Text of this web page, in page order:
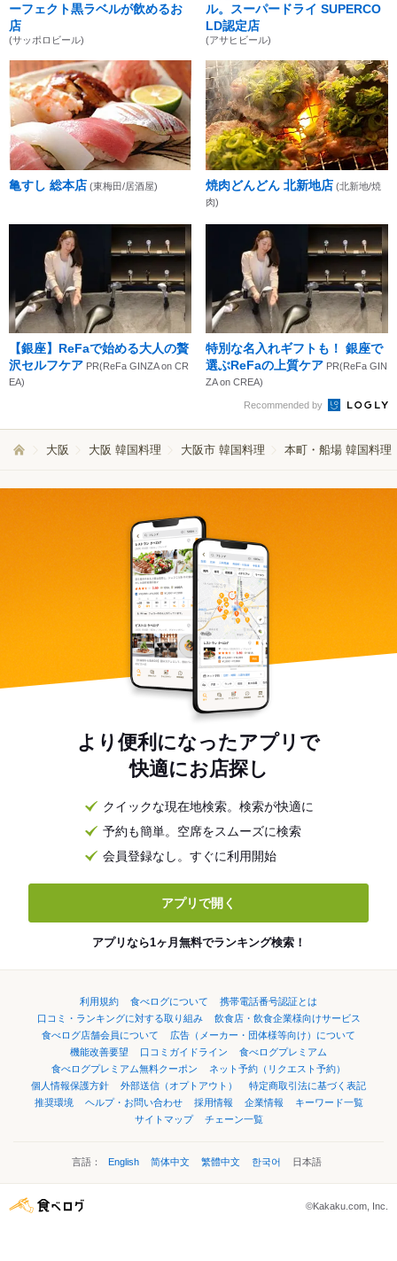
ーフェクト黒ラベルが飲めるお
店
(サッポロビール)
ル。スーパードライ SUPERCO
LD認定店
(アサヒビール)
亀すし 総本店 (東梅田/居酒屋) 焼肉どんどん 北新地店 (北新地/焼
肉)
【銀座】ReFaで始める大人の贅
沢セルフケア PR(ReFa GINZA on CR
EA)
特別な名入れギフトも！ 銀座で
選ぶReFaの上質ケア PR(ReFa GIN
ZA on CREA)
Recommended by
大阪 大阪 韓国料理 大阪市 韓国料理 本町・船場 韓国料理
より便利になったアプリで
快適にお店探し
クイックな現在地検索。検索が快適に
予約も簡単。空席をスムーズに検索
会員登録なし。すぐに利用開始
アプリで開く
アプリなら1ヶ月無料でランキング検索！
利用規約 食べログについて
携帯電話番号認証とは
口コミ・ランキングに対する取り組み
飲食店・飲食企業様向けサービス
食べログ店舗会員について
広告（メーカー・団体様等向け）について
機能改善要望
口コミガイドライン
食べログプレミアム
食べログプレミアム無料クーポン
ネット予約（リクエスト予約）
個人情報保護方針
外部送信（オプトアウト）
特定商取引法に基づく表記
推奨環境
ヘルプ・お問い合わせ 採用情報 企業情報
キーワード一覧
サイトマップ
チェーン一覧
言語： English 简体中文 繁體中文 한국어 日本語
©Kakaku.com, Inc.